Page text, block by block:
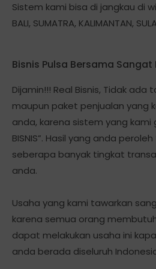
Sistem kami bisa di jangkau di
BALI, SUMATRA, KALIMANTAN,
Bisnis Pulsa Bersama
Dijamin!!! Real Bisnis, Tidak ada
maupun paket penjualan yang
anda, karena sistem yang kami
BISNIS”. Hasil yang anda
seberapa banyak tingkat
anda.
Usaha yang kami tawarkan
karena semua orang
dapat melakukan usaha ini
anda berada diseluruh